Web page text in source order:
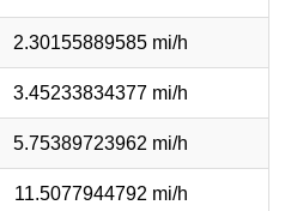
2.30155889585 mi/h
3.45233834377 mi/h
5.75389723962 mi/h
11.5077944792 mi/h